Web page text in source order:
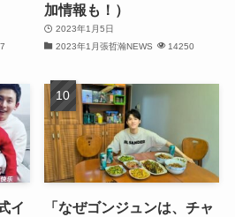
(32)
(31)
加情報も！）
2023年1月5日
2023年1月張哲瀚NEWS
14250
イ
「なぜゴンジュンは、チャ